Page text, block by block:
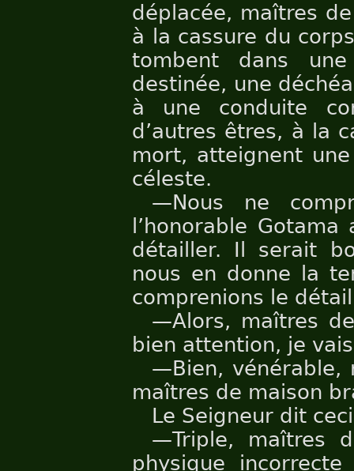
déplacée, maîtres
à la cassure du
tombent dans
destinée, une
à une conduite
d’autres êtres, à la
mort, atteignent
céleste.
—Nous ne
l’honorable
détailler. Il serait
nous en donne la
comprenions le
—Alors, maîtres
bien attention, je
—Bien, vénérable,
maîtres de maison
Le Seigneur dit
—Triple, maîtres
physique